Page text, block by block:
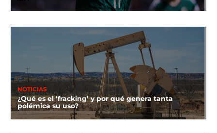
NOTICIAS
¿Qué es el ‘fracking’ y por qué genera tanta
polémica su uso?